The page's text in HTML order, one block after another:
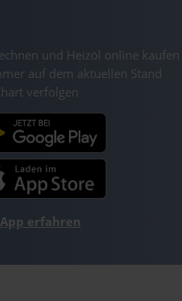
und Heizöl online kaufen
auf dem aktuellen Stand
verfolgen
erfahren